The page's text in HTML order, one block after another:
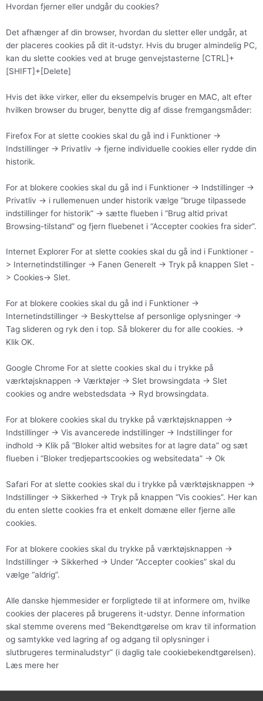
Hvordan fjerner eller undgår du cookies?
Det afhænger af din browser, hvordan du sletter eller undgår, at
der placeres cookies på dit it-udstyr. Hvis du bruger almindelig PC,
kan du slette cookies ved at bruge genvejstasterne [CTRL]+
[SHIFT]+[Delete]
Hvis det ikke virker, eller du eksempelvis bruger en MAC, alt efter
hvilken browser du bruger, benytte dig af disse fremgangsmåder:
Firefox For at slette cookies skal du gå ind i Funktioner ->
Indstillinger -> Privatliv -> fjerne individuelle cookies eller rydde din
historik.
For at blokere cookies skal du gå ind i Funktioner -> Indstillinger ->
Privatliv -> i rullemenuen under historik vælge “bruge tilpassede
indstillinger for historik” -> sætte flueben i “Brug altid privat
Browsing-tilstand” og fjern fluebenet i “Accepter cookies fra sider”.
Internet Explorer For at slette cookies skal du gå ind i Funktioner -
> Internetindstillinger -> Fanen Generelt -> Tryk på knappen Slet -
> Cookies-> Slet.
For at blokere cookies skal du gå ind i Funktioner ->
Internetindstillinger -> Beskyttelse af personlige oplysninger ->
Tag slideren og ryk den i top. Så blokerer du for alle cookies. ->
Klik OK.
Google Chrome For at slette cookies skal du i trykke på
værktøjsknappen -> Værktøjer -> Slet browsingdata -> Slet
cookies og andre webstedsdata -> Ryd browsingdata.
For at blokere cookies skal du trykke på værktøjsknappen ->
Indstillinger -> Vis avancerede indstillinger -> Indstillinger for
indhold -> Klik på “Bloker altid websites for at lagre data” og sæt
flueben i “Bloker tredjepartscookies og websitedata” -> Ok
Safari For at slette cookies skal du i trykke på værktøjsknappen ->
Indstillinger -> Sikkerhed -> Tryk på knappen “Vis cookies”. Her kan
du enten slette cookies fra et enkelt domæne eller fjerne alle
cookies.
For at blokere cookies skal du trykke på værktøjsknappen ->
Indstillinger -> Sikkerhed -> Under “Accepter cookies” skal du
vælge “aldrig”.
Alle danske hjemmesider er forpligtede til at informere om, hvilke
cookies der placeres på brugerens it-udstyr. Denne information
skal stemme overens med ”Bekendtgørelse om krav til information
og samtykke ved lagring af og adgang til oplysninger i
slutbrugeres terminaludstyr” (i daglig tale cookiebekendtgørelsen).
Læs mere her